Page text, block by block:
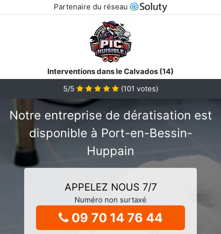
Partenaire du réseau
Interventions dans le Calvados (14)
5/5
(101 votes)
Notre entreprise de dératisation est
disponible à Port-en-Bessin-
Huppain
APPELEZ NOUS 7/7
Numéro non surtaxé
09 70 14 76 44